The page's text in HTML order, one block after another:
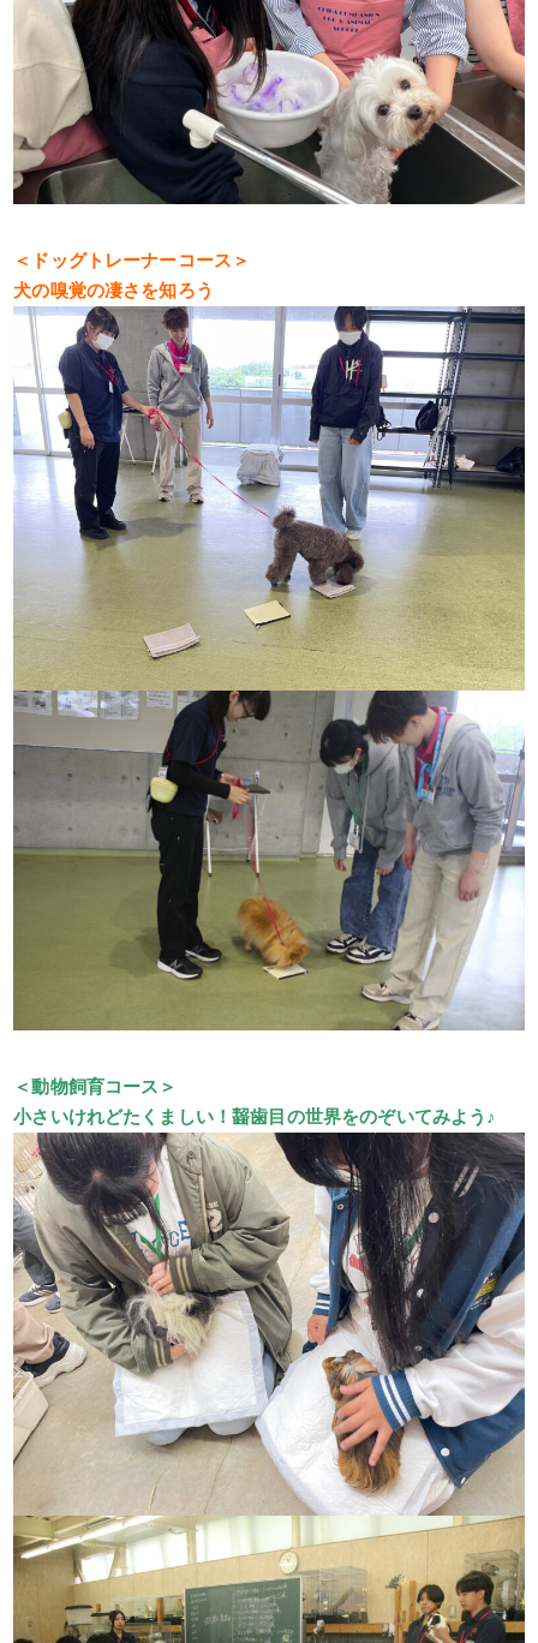
＜ドッグトレーナーコース＞
犬の嗅覚の凄さを知ろう
＜動物飼育コース＞
小さいけれどたくましい！齧歯目の世界をのぞいてみよう♪